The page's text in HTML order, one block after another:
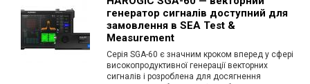
Новини
Вакансії
генератор сигналів доступний для
замовлення в SEA Test &
Measurement
Серія SGA-60 є значним кроком вперед у сфері
високопродуктивної генерації векторних
сигналів і розроблена для досягнення